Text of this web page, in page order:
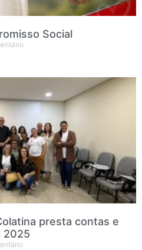
Social
presta contas e
2025